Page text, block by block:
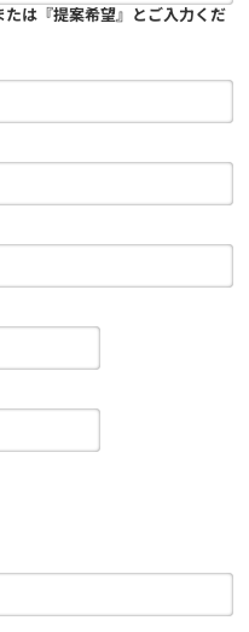
は『提案希望』とご入力くだ